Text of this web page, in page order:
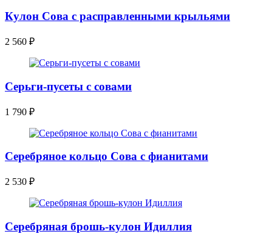
Кулон Сова с расправленными крыльями
2 560 ₽
Серьги-пусеты с совами
1 790 ₽
Серебряное кольцо Сова с фианитами
2 530 ₽
Серебряная брошь-кулон Идиллия